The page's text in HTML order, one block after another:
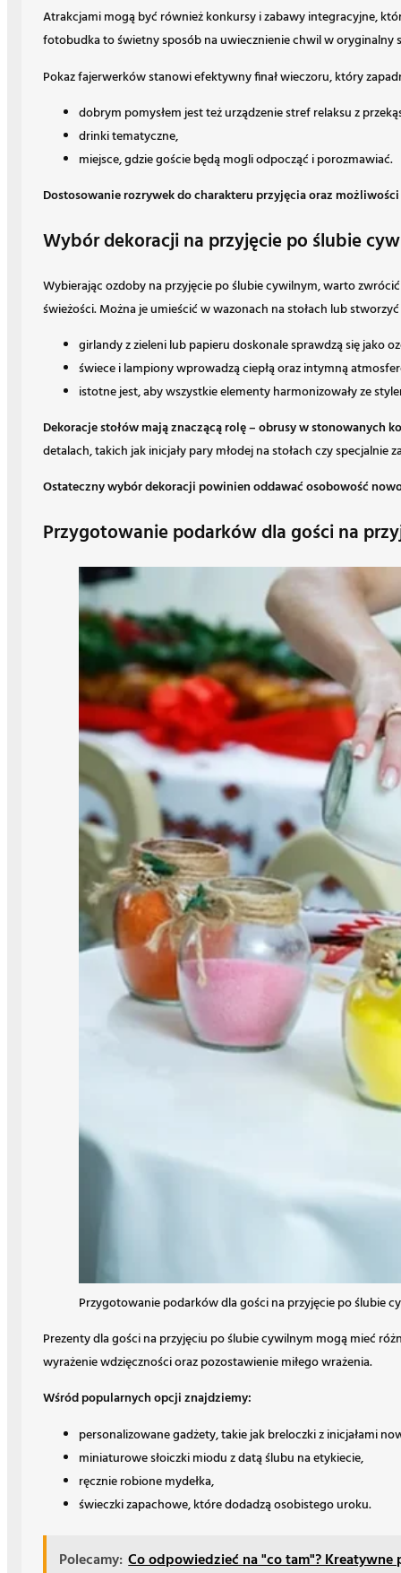
Atrakcjami mogą być również konkursy i zabawy integracyjne,
fotobudka to świetny sposób na uwiecznienie chwil w oryginalny
Pokaz fajerwerków stanowi efektywny finał wieczoru, który
dobrym pomysłem jest też urządzenie stref relaksu z
drinki tematyczne,
miejsce, gdzie goście będą mogli odpocząć i porozmawiać.
Dostosowanie rozrywek do charakteru przyjęcia oraz
Wybór dekoracji na przyjęcie po ślubie
Wybierając ozdoby na przyjęcie po ślubie cywilnym, warto
świeżości. Można je umieścić w wazonach na stołach lub
girlandy z zieleni lub papieru doskonale sprawdzą się jako
świece i lampiony wprowadzą ciepłą oraz intymną
istotne jest, aby wszystkie elementy harmonizowały ze
Dekoracje stołów mają znaczącą rolę – obrusy w
detalach, takich jak inicjały pary młodej na stołach czy
Ostateczny wybór dekoracji powinien oddawać osobowość
Przygotowanie podarków dla gości na
Przygotowanie podarków dla gości na przyjęcie po ślubie
Prezenty dla gości na przyjęciu po ślubie cywilnym mogą mieć
wyrażenie wdzięczności oraz pozostawienie miłego wrażenia.
Wśród popularnych opcji znajdziemy:
personalizowane gadżety, takie jak breloczki z inicjałami
miniaturowe słoiczki miodu z datą ślubu na etykiecie,
ręcznie robione mydełka,
świeczki zapachowe, które dodadzą osobistego uroku.
Polecamy: Co odpowiedzieć na "co tam"? Kreatywne